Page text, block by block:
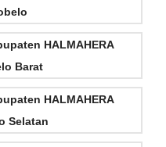
HALMAHERA
Barat
HALMAHERA
Selatan